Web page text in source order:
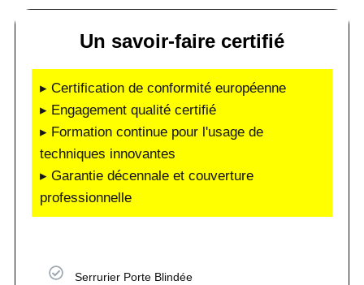
Un savoir-faire certifié
▸ Certification de conformité européenne
▸ Engagement qualité certifié
▸ Formation continue pour l'usage de
techniques innovantes
▸ Garantie décennale et couverture
professionnelle
Serrurier Porte Blindée